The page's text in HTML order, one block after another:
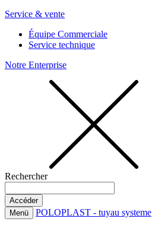
Service & vente
Équipe Commerciale
Service technique
Notre Enterprise
Rechercher
Menü POLOPLAST - tuyau systeme